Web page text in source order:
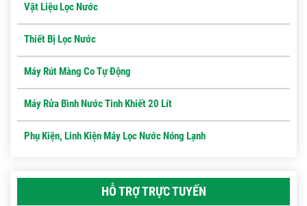
Vật Liệu Lọc Nước
Thiết Bị Lọc Nước
Máy Rút Màng Co Tự Động
Máy Rửa Bình Nước Tinh Khiết 20 Lít
Phụ Kiện, Linh Kiện Máy Lọc Nước Nóng Lạnh
HỖ TRỢ TRỰC TUYẾN